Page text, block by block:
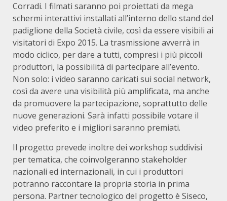
Corradi. I filmati saranno poi proiettati da mega
schermi interattivi installati all’interno dello stand del
padiglione della Società civile, così da essere visibili ai
visitatori di Expo 2015. La trasmissione avverrà in
modo ciclico, per dare a tutti, compresi i più piccoli
produttori, la possibilità di partecipare all’evento.
Non solo: i video saranno caricati sui social network,
così da avere una visibilità più amplificata, ma anche
da promuovere la partecipazione, soprattutto delle
nuove generazioni. Sarà infatti possibile votare il
video preferito e i migliori saranno premiati.
Il progetto prevede inoltre dei workshop suddivisi
per tematica, che coinvolgeranno stakeholder
nazionali ed internazionali, in cui i produttori
potranno raccontare la propria storia in prima
persona. Partner tecnologico del progetto è Siseco,